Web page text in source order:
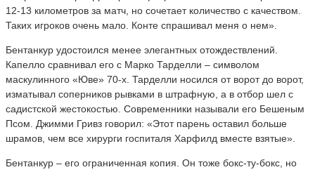
12-13 километров за матч, но сочетает количество с качеством.
Таких игроков очень мало. Конте спрашивал меня о нем».
Бентанкур удостоился менее элегантных отождествлений.
Капелло сравнивал его с Марко Тарделли – символом
маскулинного «Юве» 70-х. Тарделли носился от ворот до ворот,
изматывал соперников рывками в штрафную, а в отбор шел с
садистской жестокостью. Современники называли его Бешеным
Псом. Джимми Гривз говорил: «Этот парень оставил больше
шрамов, чем все хирурги госпиталя Харфилд вместе взятые».
Бентанкур – его ограниченная копия. Он тоже бокс-ту-бокс, но